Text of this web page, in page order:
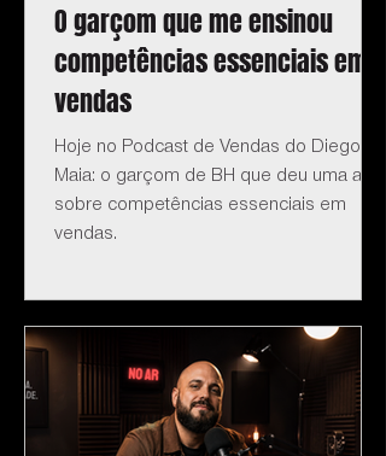
O garçom que me ensinou
competências essenciais em
vendas
Hoje no Podcast de Vendas do Diego
Maia: o garçom de BH que deu uma aula
sobre competências essenciais em
vendas.